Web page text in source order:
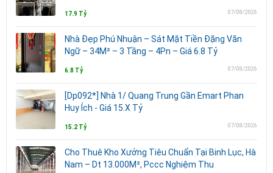
17.9 Tỷ 07/08/2026
Nhà Đẹp Phú Nhuận – Sát Mặt Tiền Đặng Văn
Ngữ – 34M² – 3 Tầng – 4Pn – Giá 6.8 Tỷ
6.8 Tỷ 07/08/2026
[Dp092*] Nhà 1/ Quang Trung Gần Emart Phan
Huy Ích - Giá 15.X Tỷ
15.2 Tỷ 07/08/2026
Cho Thuê Kho Xưởng Tiêu Chuẩn Tại Binh Lục, Hà
Nam – Dt 13.000M², Pccc Nghiệm Thu